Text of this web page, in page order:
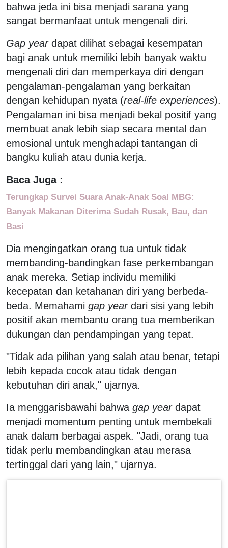
bahwa jeda ini bisa menjadi sarana yang
sangat bermanfaat untuk mengenali diri.
Gap yeardapat dilihat sebagai kesempatan
bagi anak untuk memiliki lebih banyak waktu
mengenali diri dan memperkaya diri dengan
pengalaman-pengalaman yang berkaitan
dengan kehidupan nyata (real-life experiences).
Pengalaman ini bisa menjadi bekal positif yang
membuat anak lebih siap secara mental dan
emosional untuk menghadapi tantangan di
bangku kuliah atau dunia kerja.
Baca Juga :
Terungkap Survei Suara Anak-Anak Soal MBG:
Banyak Makanan Diterima Sudah Rusak, Bau, dan
Basi
Dia mengingatkan orang tua untuk tidak
membanding-bandingkan fase perkembangan
anak mereka. Setiap individu memiliki
kecepatan dan ketahanan diri yang berbeda-
beda. Memahami gap yeardari sisi yang lebih
positif akan membantu orang tua memberikan
dukungan dan pendampingan yang tepat.
"Tidak ada pilihan yang salah atau benar, tetapi
lebih kepada cocok atau tidak dengan
kebutuhan diri anak," ujarnya.
Ia menggarisbawahi bahwa gap yeardapat
menjadi momentum penting untuk membekali
anak dalam berbagai aspek. "Jadi, orang tua
tidak perlu membandingkan atau merasa
tertinggal dari yang lain," ujarnya.